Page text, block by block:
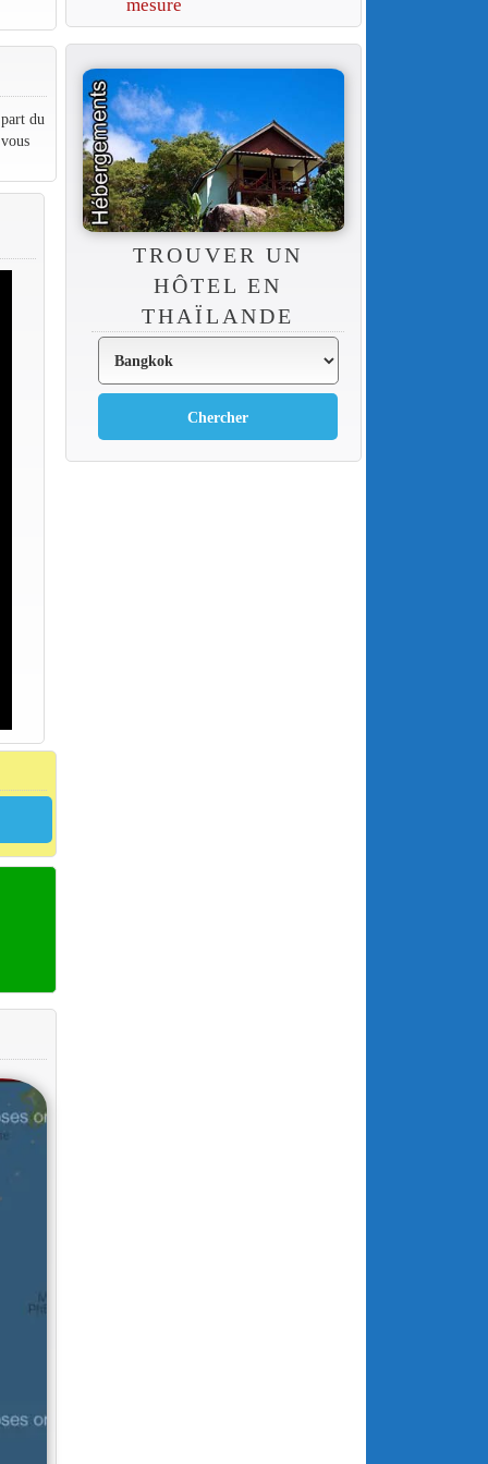
du
mesure
TROUVER UN
HÔTEL EN
THAÏLANDE